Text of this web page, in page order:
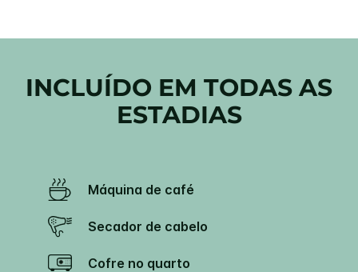
INCLUÍDO EM TODAS AS
ESTADIAS
Máquina de café
Secador de cabelo
Cofre no quarto